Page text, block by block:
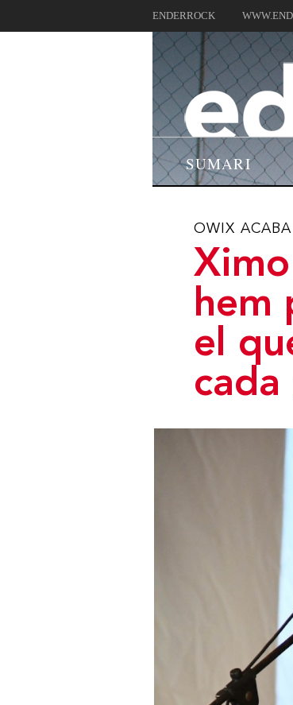
ENDERROCK
SUMARI
OWIX ACABA
hem
el
cada